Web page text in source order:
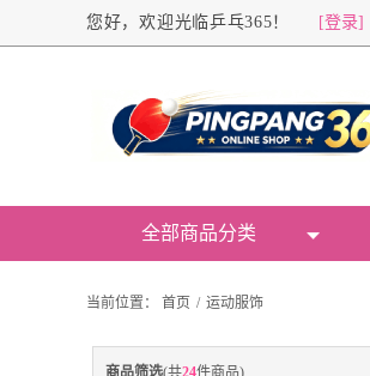
您好，欢迎光临乒乓365！ [登录]
全部商品分类
当前位置： 首页 / 运动服饰
商品筛选(共24件商品)